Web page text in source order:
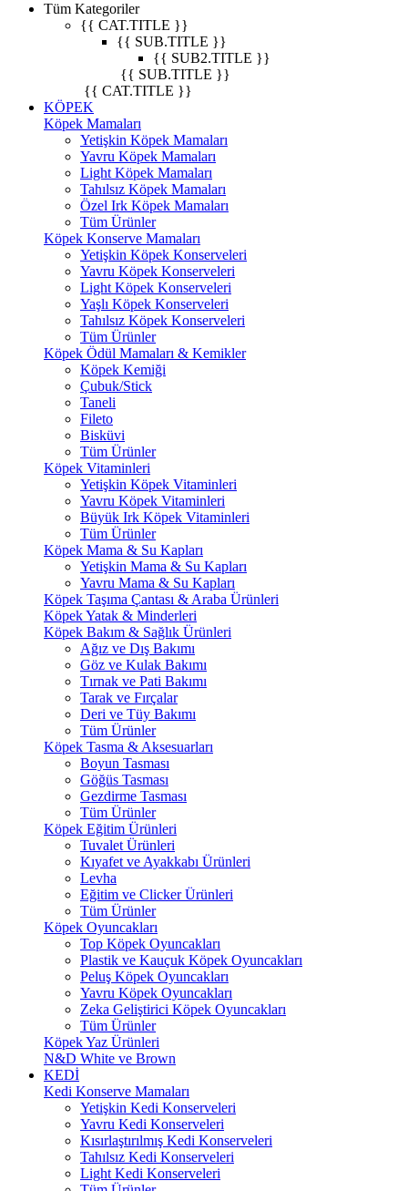
Tüm Kategoriler
{{ CAT.TITLE }}
{{ SUB.TITLE }}
{{ SUB2.TITLE }}
{{ SUB.TITLE }}
{{ CAT.TITLE }}
KÖPEK
Köpek Mamaları
Yetişkin Köpek Mamaları
Yavru Köpek Mamaları
Light Köpek Mamaları
Tahılsız Köpek Mamaları
Özel Irk Köpek Mamaları
Tüm Ürünler
Köpek Konserve Mamaları
Yetişkin Köpek Konserveleri
Yavru Köpek Konserveleri
Light Köpek Konserveleri
Yaşlı Köpek Konserveleri
Tahılsız Köpek Konserveleri
Tüm Ürünler
Köpek Ödül Mamaları & Kemikler
Köpek Kemiği
Çubuk/Stick
Taneli
Fileto
Bisküvi
Tüm Ürünler
Köpek Vitaminleri
Yetişkin Köpek Vitaminleri
Yavru Köpek Vitaminleri
Büyük Irk Köpek Vitaminleri
Tüm Ürünler
Köpek Mama & Su Kapları
Yetişkin Mama & Su Kapları
Yavru Mama & Su Kapları
Köpek Taşıma Çantası & Araba Ürünleri
Köpek Yatak & Minderleri
Köpek Bakım & Sağlık Ürünleri
Ağız ve Dış Bakımı
Göz ve Kulak Bakımı
Tırnak ve Pati Bakımı
Tarak ve Fırçalar
Deri ve Tüy Bakımı
Tüm Ürünler
Köpek Tasma & Aksesuarları
Boyun Tasması
Göğüs Tasması
Gezdirme Tasması
Tüm Ürünler
Köpek Eğitim Ürünleri
Tuvalet Ürünleri
Kıyafet ve Ayakkabı Ürünleri
Levha
Eğitim ve Clicker Ürünleri
Tüm Ürünler
Köpek Oyuncakları
Top Köpek Oyuncakları
Plastik ve Kauçuk Köpek Oyuncakları
Peluş Köpek Oyuncakları
Yavru Köpek Oyuncakları
Zeka Geliştirici Köpek Oyuncakları
Tüm Ürünler
Köpek Yaz Ürünleri
N&D White ve Brown
KEDİ
Kedi Konserve Mamaları
Yetişkin Kedi Konserveleri
Yavru Kedi Konserveleri
Kısırlaştırılmış Kedi Konserveleri
Tahılsız Kedi Konserveleri
Light Kedi Konserveleri